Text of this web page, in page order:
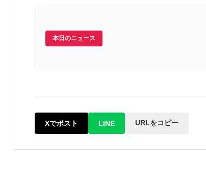
本日のニュース
Xでポスト LINE URLをコピー